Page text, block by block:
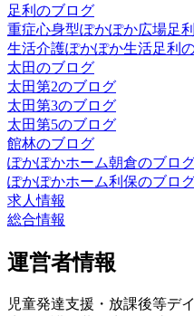
足利のブログ
重症心身型ぽかぽか広場足
生活介護ぽかぽか生活足利
太田のブログ
太田第2のブログ
太田第3のブログ
太田第5のブログ
館林のブログ
ぽかぽかホーム朝倉のブロ
ぽかぽかホーム利保のブロ
求人情報
総合情報
運営者情報
児童発達支援・放課後等デ